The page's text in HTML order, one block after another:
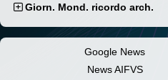
Giorn. Mond. ricordo arch.
Google News
News AIFVS